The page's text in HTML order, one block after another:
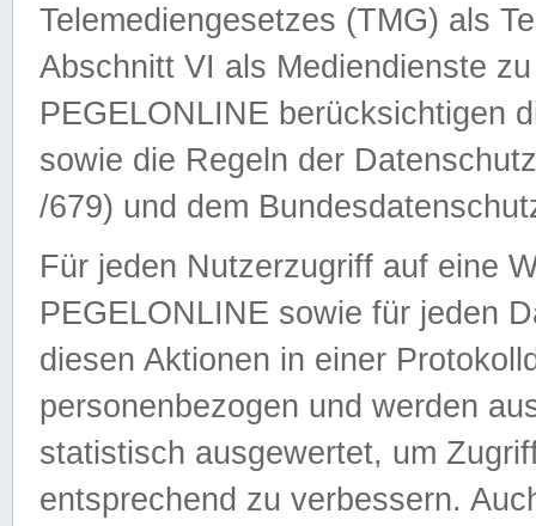
Telemediengesetzes (TMG) als
Abschnitt VI als Mediendienste
PEGELONLINE berücksichtigen
sowie die Regeln der
/679) und dem
Für jeden Nutzerzugriff auf eine
PEGELONLINE sowie für jeden
diesen Aktionen in einer
personenbezogen und werden
statistisch ausgewertet, um
entsprechend zu verbessern.